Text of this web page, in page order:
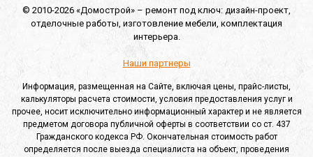
© 2010-2026 «Домострой» – ремонт под ключ: дизайн-проект,
отделочные работы, изготовление мебели, комплектация
интерьера.
Наши партнеры
Информация, размещенная на Сайте, включая цены, прайс-листы,
калькуляторы расчета стоимости, условия предоставления услуг и
прочее, носит исключительно информационный характер и не является
предметом договора публичной оферты в соответствии со ст. 437
Гражданского кодекса РФ. Окончательная стоимость работ
определяется после выезда специалиста на объект, проведения